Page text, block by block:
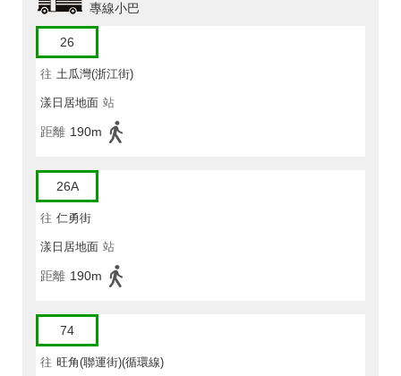
專線小巴
26
往 土瓜灣(浙江街)
漾日居地面 站
距離 190m
26A
往 仁勇街
漾日居地面 站
距離 190m
74
往 旺角(聯運街)(循環線)